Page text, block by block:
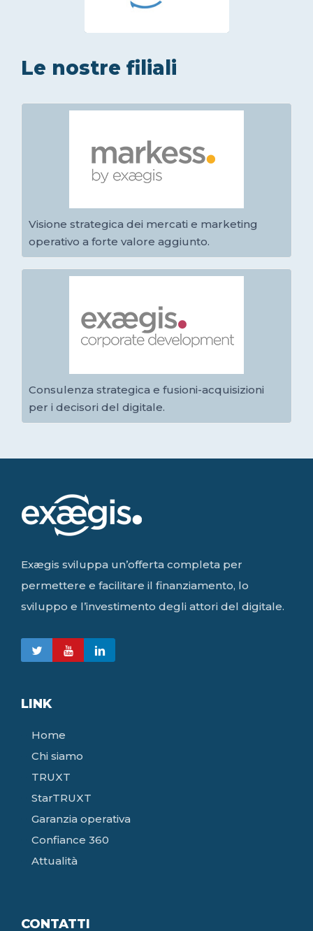
Le nostre filiali
Visione strategica dei mercati e marketing
operativo a forte valore aggiunto.
Consulenza strategica e fusioni-acquisizioni
per i decisori del digitale.
Exægis sviluppa un’offerta completa per
permettere e facilitare il finanziamento, lo
sviluppo e l’investimento degli attori del digitale.
LINK
Home
Chi siamo
TRUXT
StarTRUXT
Garanzia operativa
Confiance 360
Attualità
CONTATTI